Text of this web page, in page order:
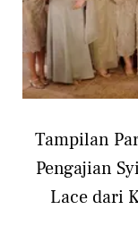
Tampilan
Pengajian
Lace dari